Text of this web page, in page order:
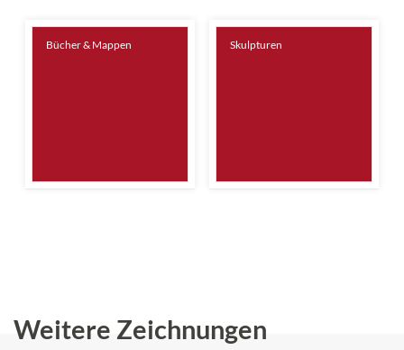
Bücher & Mappen Skulpturen
Weitere Zeichnungen